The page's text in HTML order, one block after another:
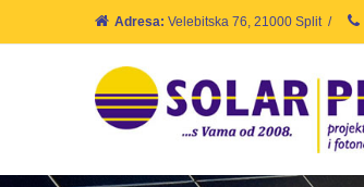
Adresa: Velebitska 76, 21000 Split /